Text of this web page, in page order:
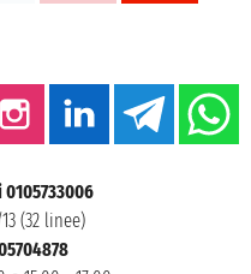
(32 linee)